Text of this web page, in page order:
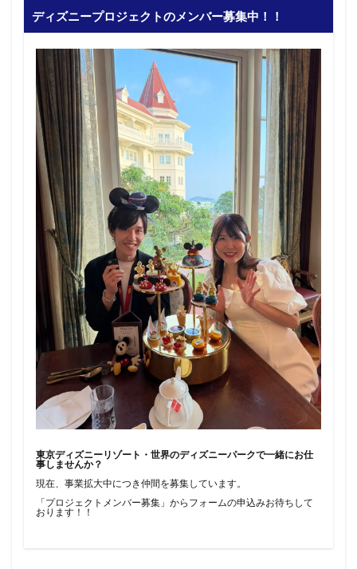
ディズニープロジェクトのメンバー募集中！！
東京ディズニーリゾート・世界のディズニーパークで一緒にお仕
事しませんか？
現在、事業拡大中につき仲間を募集しています。
「プロジェクトメンバー募集」からフォームの申込みお待ちして
おります！！